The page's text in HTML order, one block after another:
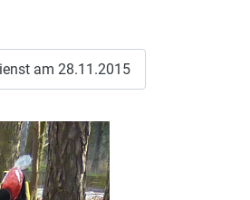
am 28.11.2015